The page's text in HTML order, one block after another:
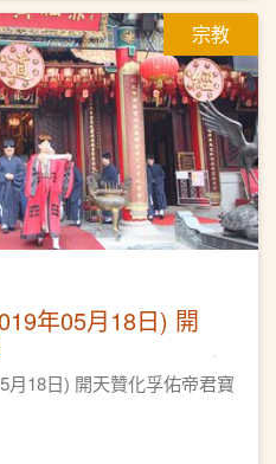
宗教
年05月18日) 開
月18日) 開天贊化孚佑帝君寶